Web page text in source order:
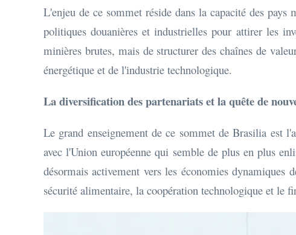
L'enjeu de ce sommet réside dans la capacité des
politiques douanières et industrielles pour attirer les
minières brutes, mais de structurer des chaînes de
énergétique et de l'industrie technologique.
La diversification des partenariats et la quête de
Le grand enseignement de ce sommet de Brasilia est
avec l'Union européenne qui semble de plus en plus
désormais activement vers les économies
sécurité alimentaire, la coopération technologique et le